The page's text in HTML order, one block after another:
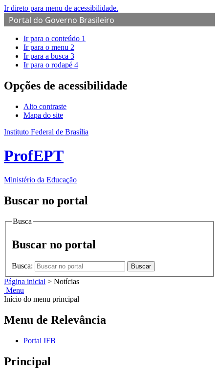
Ir direto para menu de acessibilidade.
Portal do Governo Brasileiro
Ir para o conteúdo 1
Ir para o menu 2
Ir para a busca 3
Ir para o rodapé 4
Opções de acessibilidade
Alto contraste
Mapa do site
Instituto Federal de Brasília
ProfEPT
Ministério da Educação
Buscar no portal
Busca
Buscar no portal
Busca: Buscar
Página inicial > Notícias
Menu
Início do menu principal
Menu de Relevância
Portal IFB
Principal